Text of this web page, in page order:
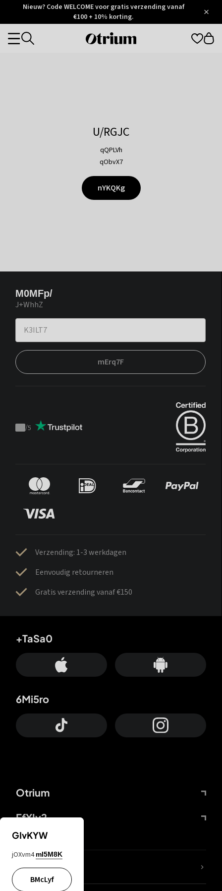
Otrium
Trustpilot
Nieuw? Code WELCOME voor gratis verzending vanaf
€100 + 10% korting.
Otrium
Categories
U/RGJC
qQPLVh
qObvX7
nYKQKg
M0MFp/
J+WhhZ
mErq7F
Trustpilot
/5
Verzending: 1-3 werkdagen
Eenvoudig retourneren
Gratis verzending vanaf €150
Otrium
FfYIy2
+TaSa0
6Mi5ro
KIjvtr
GIvKYW
jOXvm4 mI5M8K
BMcLyf